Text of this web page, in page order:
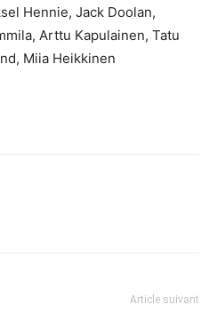
Hennie, Jack Doolan,
Arttu Kapulainen, Tatu
Miia Heikkinen
Article suivant